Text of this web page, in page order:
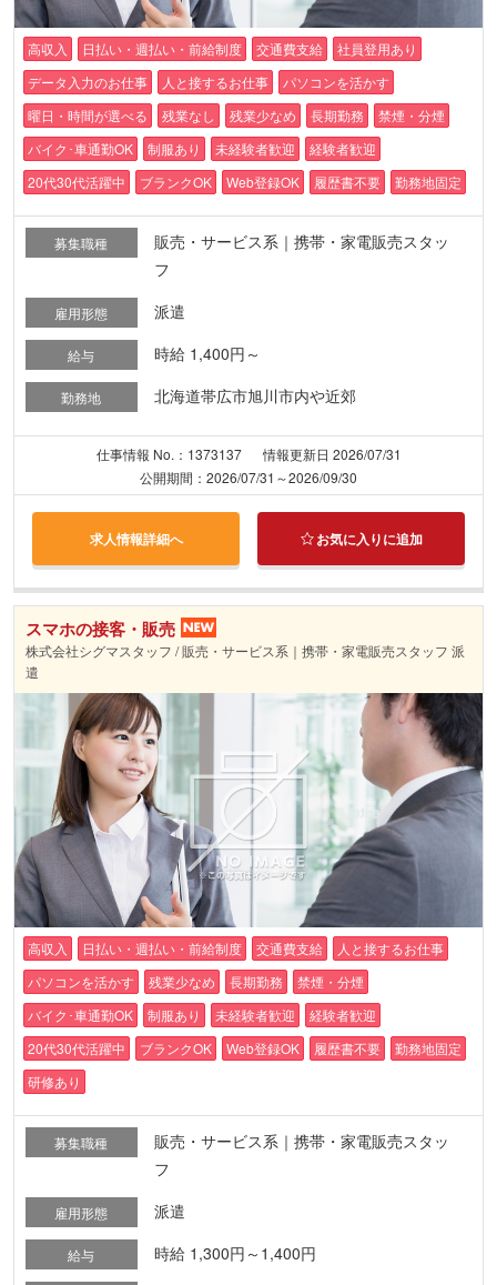
高収入 日払い・週払い・前給制度 交通費支給
社員登用あり
データ入力のお仕事
人と接するお仕事
パソコンを活かす
曜日・時間が選べる
残業なし 残業少なめ 長期勤務
禁煙・分煙
バイク･車通勤OK
制服あり 未経験者歓迎
経験者歓迎
20代30代活躍中
ブランクOK Web登録OK 履歴書不要 勤務地固定
募集職種
販売・サービス系｜携帯・家電販売スタッ
フ
雇用形態 派遣
給与 時給 1,400円～
勤務地 北海道帯広市旭川市内や近郊
仕事情報 No.：1373137
情報更新日 2026/07/31
公開期間：2026/07/31～2026/09/30
求人情報詳細へ お気に入りに追加
スマホの接客・販売
株式会社シグマスタッフ / 販売・サービス系｜携帯・家電販売スタッフ 派
遣
高収入 日払い・週払い・前給制度 交通費支給
人と接するお仕事
パソコンを活かす
残業少なめ 長期勤務
禁煙・分煙
バイク･車通勤OK
制服あり 未経験者歓迎
経験者歓迎
20代30代活躍中
ブランクOK Web登録OK 履歴書不要
勤務地固定
研修あり
募集職種
販売・サービス系｜携帯・家電販売スタッ
フ
雇用形態 派遣
給与
時給 1,300円～1,400円